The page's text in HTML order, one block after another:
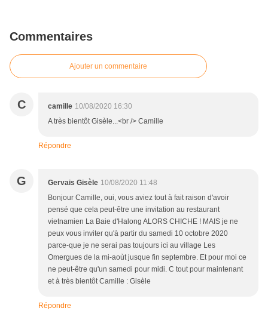
Commentaires
Ajouter un commentaire
C camille 10/08/2020 16:30
A très bientôt Gisèle...<br /> Camille
Répondre
G Gervais Gisèle 10/08/2020 11:48
Bonjour Camille, oui, vous aviez tout à fait raison d'avoir
pensé que cela peut-être une invitation au restaurant
vietnamien La Baie d'Halong ALORS CHICHE ! MAIS je ne
peux vous inviter qu'à partir du samedi 10 octobre 2020
parce-que je ne serai pas toujours ici au village Les
Omergues de la mi-aoùt jusque fin septembre. Et pour moi ce
ne peut-être qu'un samedi pour midi. C tout pour maintenant
et à très bientôt Camille : Gisèle
Répondre